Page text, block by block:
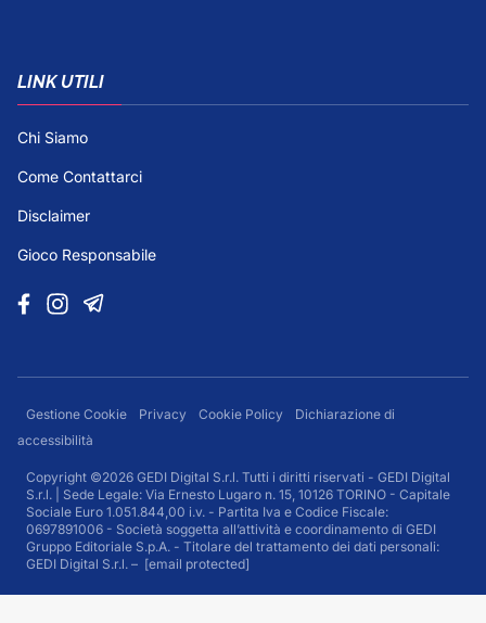
LINK UTILI
Chi Siamo
Come Contattarci
Disclaimer
Gioco Responsabile
Gestione Cookie Privacy Cookie Policy
Dichiarazione di
accessibilità
Copyright ©2026 GEDI Digital S.r.l. Tutti i diritti riservati - GEDI Digital
S.r.l. | Sede Legale: Via Ernesto Lugaro n. 15, 10126 TORINO - Capitale
Sociale Euro 1.051.844,00 i.v. - Partita Iva e Codice Fiscale:
0697891006 - Società soggetta all’attività e coordinamento di GEDI
Gruppo Editoriale S.p.A. - Titolare del trattamento dei dati personali:
GEDI Digital S.r.l. – [email protected]